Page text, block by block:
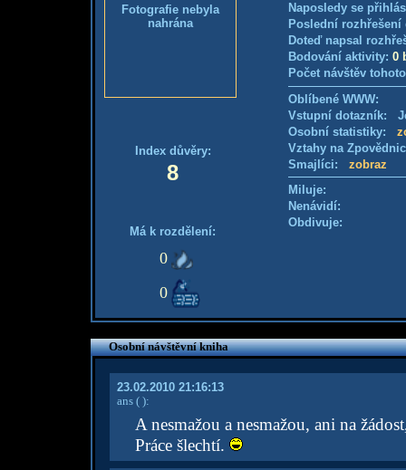
Fotografie nebyla
nahrána
Index důvěry:
8
Má k rozdělení:
0
0
Naposledy se
Poslední
Doteď napsal
Bodování aktivity: 0
Počet návštěv
Oblíbené WWW:
Vstupní dotazník:
Osobní statistiky:
Vztahy na
Smajlíci: zobraz
Miluje:
Nenávidí:
Obdivuje:
Osobní návštěvní kniha
23.02.2010 21:16:13
ans( ):
A nesmažou a nesmažou, ani na
Práce šlechtí.